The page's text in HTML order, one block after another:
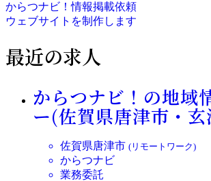
からつナビ！情報掲載依頼
ウェブサイトを制作します
最近の求人
からつナビ！の地域
ー(佐賀県唐津市・
佐賀県唐津市 (リモートワーク)
からつナビ
業務委託